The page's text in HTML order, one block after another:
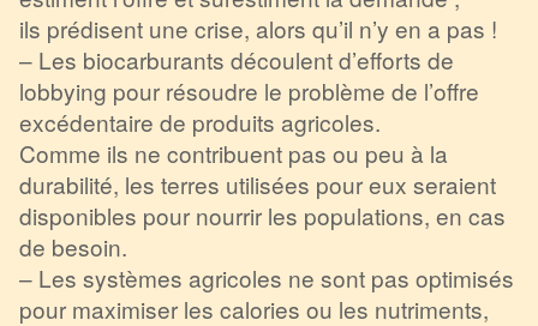
ils prédisent une crise, alors qu’il n’y en a pas !
– Les biocarburants découlent d’efforts de
lobbying pour résoudre le problème de l’offre
excédentaire de produits agricoles.
Comme ils ne contribuent pas ou peu à la
durabilité, les terres utilisées pour eux seraient
disponibles pour nourrir les populations, en cas
de besoin.
– Les systèmes agricoles ne sont pas optimisés
pour maximiser les calories ou les nutriments,